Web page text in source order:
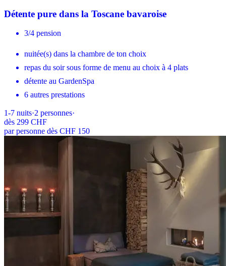
Détente pure dans la Toscane bavaroise
3/4 pension
nuitée(s) dans la chambre de ton choix
repas du soir sous forme de menu au choix à 4 plats
détente au GardenSpa
6 autres prestations
1-7 nuits·2 personnes·
dès 299 CHF
par personne dès CHF 150